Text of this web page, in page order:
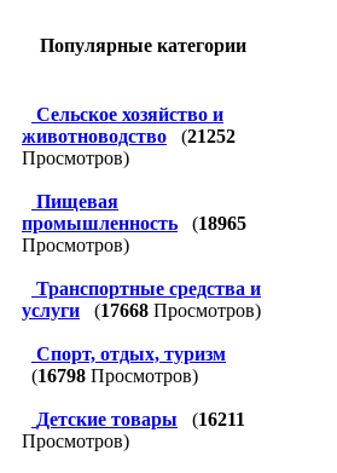
Популярные категории
Сельское хозяйство и
животноводство
(21252
Просмотров)
Пищевая
промышленность
(18965
Просмотров)
Транспортные средства и
услуги
(17668 Просмотров)
Спорт, отдых, туризм
(16798 Просмотров)
Детские товары (16211
Просмотров)